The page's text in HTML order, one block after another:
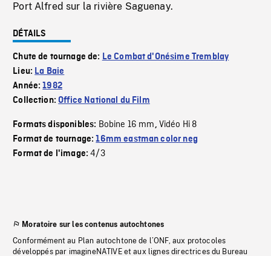
Port Alfred sur la rivière Saguenay.
DÉTAILS
Chute de tournage de: Le Combat d'Onésime Tremblay
Lieu: La Baie
Année:1982
Collection:Office National du Film
Formats disponibles: Bobine 16 mm, Vidéo Hi 8
Format de tournage:16mm eastman color neg
Format de l'image:4/3
Moratoire sur les contenus autochtones
Conformément au Plan autochtone de l’ONF, aux protocoles
développés par imagineNATIVE et aux lignes directrices du Bureau